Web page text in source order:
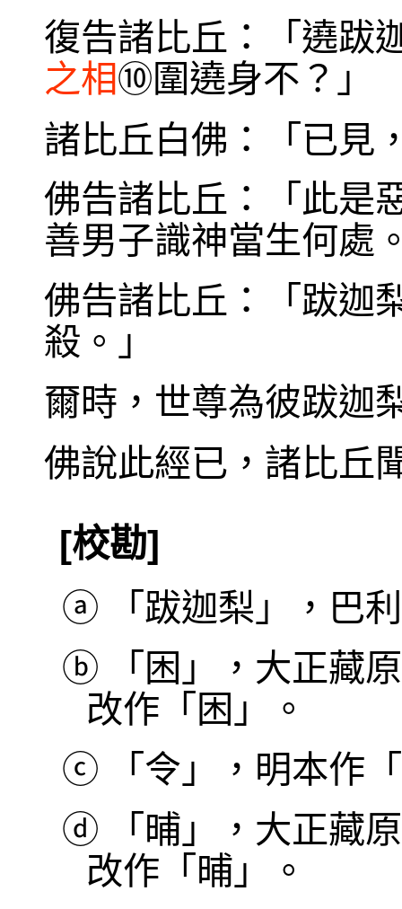
復告諸比丘：「遶跋
之相⑩圍遶身不？」
諸比丘白佛：「已見
佛告諸比丘：「此是
善男子識神當生何處
佛告諸比丘：「跋迦
殺。」
爾時，世尊為彼跋迦
佛說此經已，諸比丘
[校勘]
ⓐ
「跋迦梨」，巴
ⓑ
「困」，大正藏
改作「困」。
ⓒ
「令」，明本作
ⓓ
「晡」，大正藏
改作「晡」。